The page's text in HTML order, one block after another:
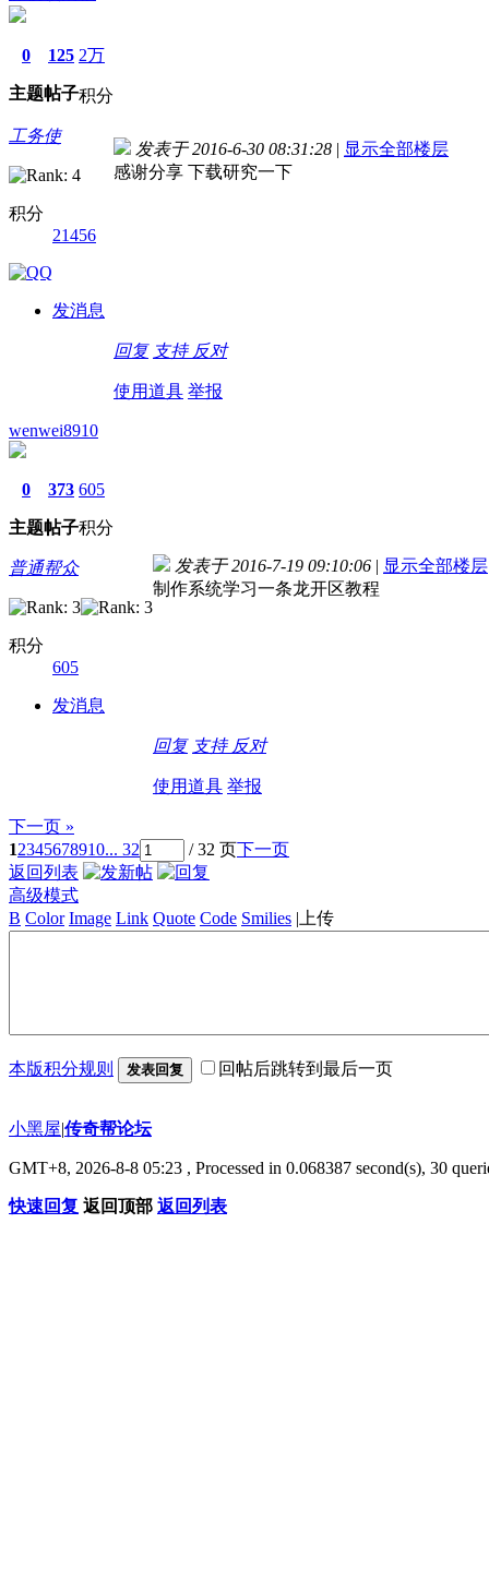
0
主题
125
帖子
2万
积分
工务使
积分
21456
发消息
发表于 2016-6-30 08:31:28 | 显示全部楼层
感谢分享 下载研究一下
回复 支持 反对
使用道具 举报
wenwei8910
0
主题
373
帖子
605
积分
普通帮众
积分
605
发消息
发表于 2016-7-19 09:10:06 | 显示全部楼层
制作系统学习一条龙开区教程
回复 支持 反对
使用道具 举报
下一页 »
12345678910... 32 / 32 页下一页
返回列表
高级模式
B Color Image Link Quote Code Smilies | 上传
本版积分规则 发表回复 回帖后跳转到最后一页
小黑屋|传奇帮论坛
GMT+8, 2026-8-8 05:23 , Processed in 0.068387 second(s), 30
快速回复 返回顶部 返回列表